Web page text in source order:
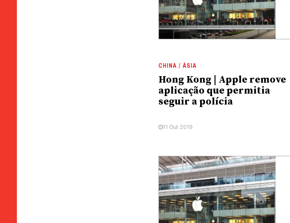
CHINA / ÁSIA
Hong Kong | Apple remove
aplicação que permitia
seguir a polícia
11 Out 2019